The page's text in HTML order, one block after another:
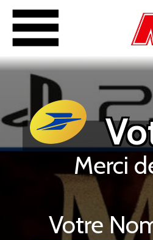
Merci
Votre